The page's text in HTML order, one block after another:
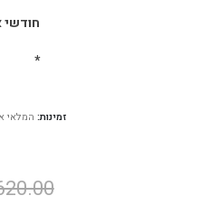
חודשי
*
זמינות: המלאי